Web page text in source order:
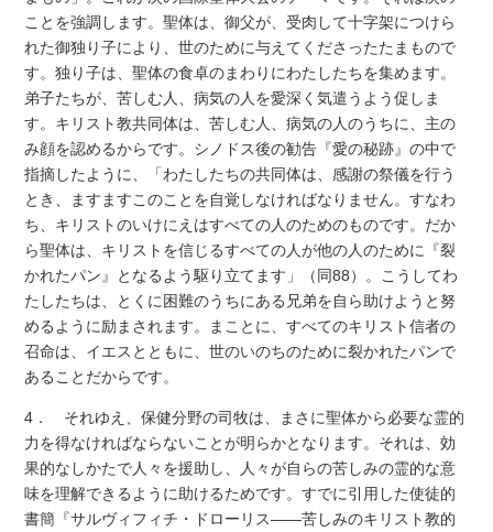
ことを強調します。聖体は、御父が、受肉して十字架につけら
れた御独り子により、世のために与えてくださったたまもので
す。独り子は、聖体の食卓のまわりにわたしたちを集めます。
弟子たちが、苦しむ人、病気の人を愛深く気遣うよう促しま
す。キリスト教共同体は、苦しむ人、病気の人のうちに、主の
み顔を認めるからです。シノドス後の勧告『愛の秘跡』の中で
指摘したように、「わたしたちの共同体は、感謝の祭儀を行う
とき、ますますこのことを自覚しなければなりません。すなわ
ち、キリストのいけにえはすべての人のためのものです。だか
ら聖体は、キリストを信じるすべての人が他の人のために『裂
かれたパン』となるよう駆り立てます」（同88）。こうしてわ
たしたちは、とくに困難のうちにある兄弟を自ら助けようと努
めるように励まされます。まことに、すべてのキリスト信者の
召命は、イエスとともに、世のいのちのために裂かれたパンで
あることだからです。
4． それゆえ、保健分野の司牧は、まさに聖体から必要な霊的
力を得なければならないことが明らかとなります。それは、効
果的なしかたで人々を援助し、人々が自らの苦しみの霊的な意
味を理解できるように助けるためです。すでに引用した使徒的
書簡『サルヴィフィチ・ドローリス――苦しみのキリスト教的